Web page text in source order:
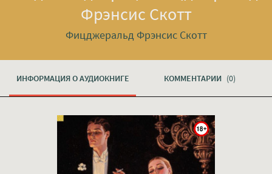
Фрэнсис Скотт
Фицджеральд Фрэнсис Скотт
ИНФОРМАЦИЯ О АУДИОКНИГЕ КОММЕНТАРИИ (0)